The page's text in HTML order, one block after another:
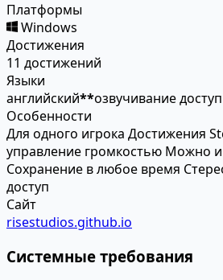
Платформы
Windows
Достижения
11 достижений
Языки
английский**озвучивание
Особенности
Для одного игрока Достижения
управление громкостью Можно
Сохранение в любое время
доступ
Сайт
risestudios.github.io
Системные требования